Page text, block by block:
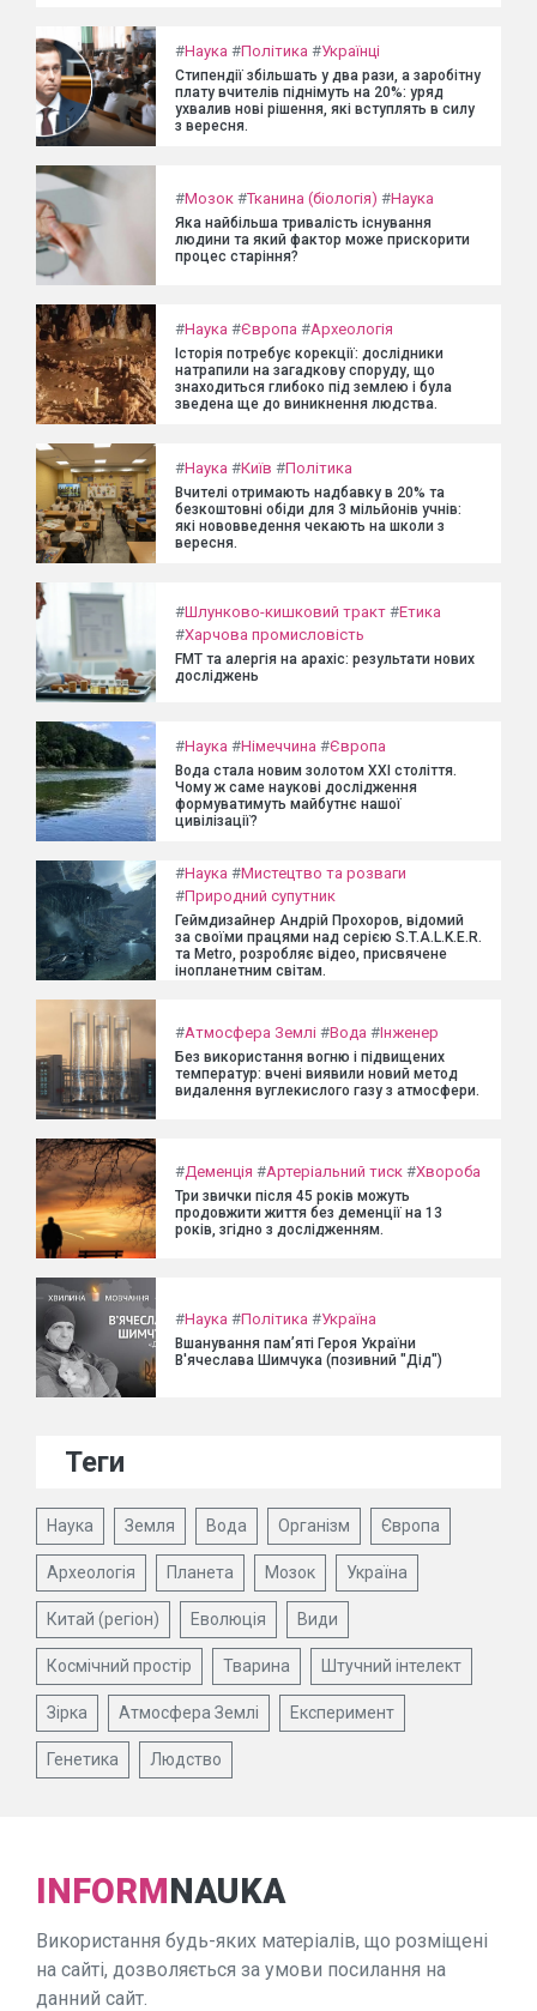
#Наука #Політика #Українці
Стипендії збільшать у два рази, а заробітну
плату вчителів піднімуть на 20%: уряд
ухвалив нові рішення, які вступлять в силу
з вересня.
#Мозок #Тканина (біологія) #Наука
Яка найбільша тривалість існування
людини та який фактор може прискорити
процес старіння?
#Наука #Європа #Археологія
Історія потребує корекції: дослідники
натрапили на загадкову споруду, що
знаходиться глибоко під землею і була
зведена ще до виникнення людства.
#Наука #Київ #Політика
Вчителі отримають надбавку в 20% та
безкоштовні обіди для 3 мільйонів учнів:
які нововведення чекають на школи з
вересня.
#Шлунково-кишковий тракт #Етика
#Харчова промисловість
FMT та алергія на арахіс: результати нових
досліджень
#Наука #Німеччина #Європа
Вода стала новим золотом XXI століття.
Чому ж саме наукові дослідження
формуватимуть майбутнє нашої
цивілізації?
#Наука #Мистецтво та розваги
#Природний супутник
Геймдизайнер Андрій Прохоров, відомий
за своїми працями над серією S.T.A.L.K.E.R.
та Metro, розробляє відео, присвячене
інопланетним світам.
#Атмосфера Землі #Вода #Інженер
Без використання вогню і підвищених
температур: вчені виявили новий метод
видалення вуглекислого газу з атмосфери.
#Деменція #Артеріальний тиск #Хвороба
Три звички після 45 років можуть
продовжити життя без деменції на 13
років, згідно з дослідженням.
#Наука #Політика #Україна
Вшанування пам’яті Героя України
В'ячеслава Шимчука (позивний "Дід")
Теги
Наука Земля Вода Організм Європа
Археологія Планета Мозок Україна
Китай (регіон) Еволюція Види
Космічний простір Тварина Штучний інтелект
Зірка Атмосфера Землі Експеримент
Генетика Людство
INFORMNAUKA
Використання будь-яких матеріалів, що розміщені
на сайті, дозволяється за умови посилання на
данний сайт.